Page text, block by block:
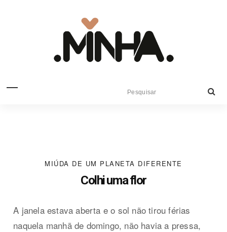
MIÚDA DE UM PLANETA DIFERENTE
Colhi uma flor
A janela estava aberta e o sol não tirou férias
naquela manhã de domingo, não havia a pressa,